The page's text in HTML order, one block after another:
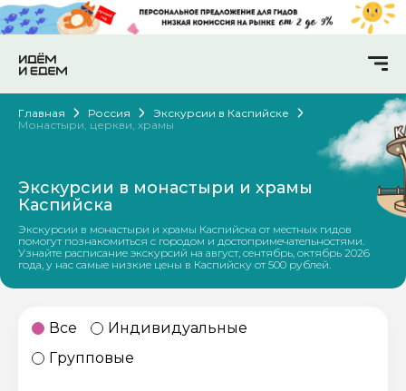
Главная Россия
Экскурсии в Каспийске
Монастыри, церкви, храмы
Экскурсии в монастыри и храмы
Каспийска
Экскурсии в монастыри и храмы Каспийска от местных гидов
помогут познакомиться с городом и достопримечательностями.
Узнайте расписание экскурсий на август, сентябрь, октябрь 2026
года, у нас самые низкие цены в Каспийску от 500 рублей.
Все
Индивидуальные
Групповые